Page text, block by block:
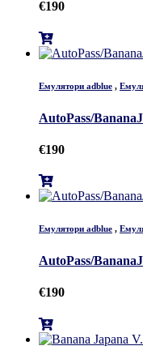
€190
Емулятори adblue ,
AutoPass/
€190
Емулятори adblue ,
AutoPass/
€190